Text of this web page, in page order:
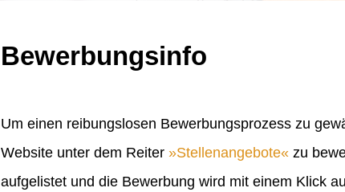
Bewerbungsinfo
Um einen reibungslosen Bewerbungsprozess zu
Website unter dem Reiter
Stellenangebote
zu
aufgelistet und die Bewerbung wird mit einem Klick